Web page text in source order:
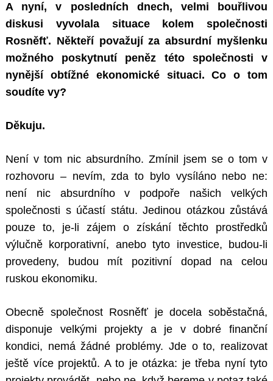
A nyní, v posledních dnech, velmi bouřlivou
diskusi vyvolala situace kolem společnosti
Rosněfť. Někteří považují za absurdní myšlenku
možného poskytnutí peněz této společnosti v
nynější obtížné ekonomické situaci. Co o tom
soudíte vy?
Děkuju.
Není v tom nic absurdního. Zmínil jsem se o tom v
rozhovoru – nevím, zda to bylo vysíláno nebo ne:
není nic absurdního v podpoře našich velkých
společnosti s účastí státu. Jedinou otázkou zůstává
pouze to, je-li zájem o získání těchto prostředků
výlučně korporativní, anebo tyto investice, budou-li
provedeny, budou mít pozitivní dopad na celou
ruskou ekonomiku.
Obecně společnost Rosněfť je docela soběstačná,
disponuje velkými projekty a je v dobré finanční
kondici, nemá žádné problémy. Jde o to, realizovat
ještě více projektů. A to je otázka: je třeba nyní tyto